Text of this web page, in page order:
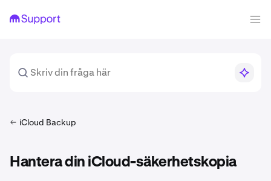
iCloud Backup
Hantera din iCloud-säkerhetskopia